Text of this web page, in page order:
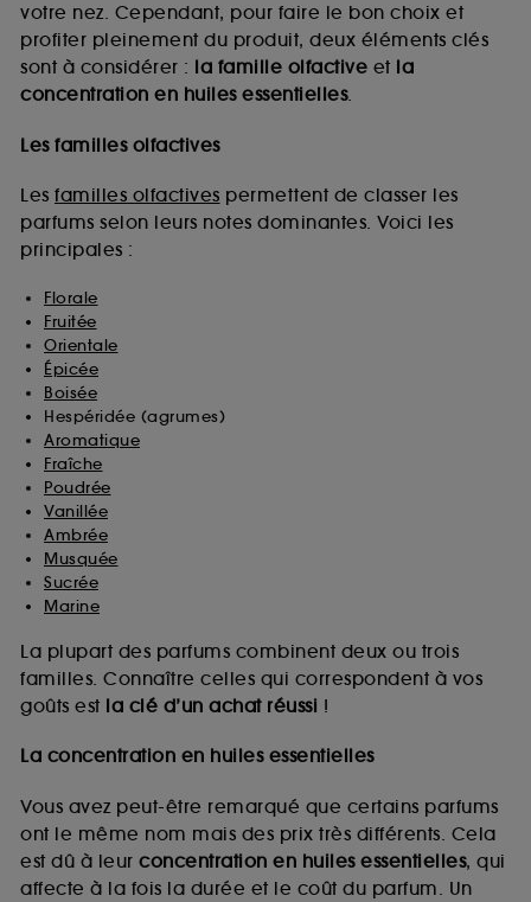
votre nez. Cependant, pour faire le bon choix et
profiter pleinement du produit, deux éléments clés
sont à considérer : la famille olfactive et la
concentration en huiles essentielles.
Les familles olfactives
Les familles olfactives permettent de classer les
parfums selon leurs notes dominantes. Voici les
principales :
Florale
Fruitée
Orientale
Épicée
Boisée
Hespéridée (agrumes)
Aromatique
Fraîche
Poudrée
Vanillée
Ambrée
Musquée
Sucrée
Marine
La plupart des parfums combinent deux ou trois
familles. Connaître celles qui correspondent à vos
goûts est la clé d’un achat réussi !
La concentration en huiles essentielles
Vous avez peut-être remarqué que certains parfums
ont le même nom mais des prix très différents. Cela
est dû à leur concentration en huiles essentielles, qui
affecte à la fois la durée et le coût du parfum. Un
pouvez personnaliser vos choix concernant le dépôt
de ces cookies grâce au bouton "personnaliser mes
choix" ci-dessous ou décider de "tout accepter".
Sephora pourra associer les informations de
navigation collectées par ces Cookies, pour les
collectées ou générées lors de votre activité en ligne
sur "continuer sans accepter". Voous pouvez à tout
moment choisir de retirer votrte consentement. Si vous
souhaitez obtenir plus d'information sur les cookies
utilisés, cliquez